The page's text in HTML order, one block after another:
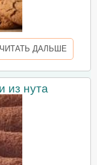
ЧИТАТЬ ДАЛЬШЕ
из нута